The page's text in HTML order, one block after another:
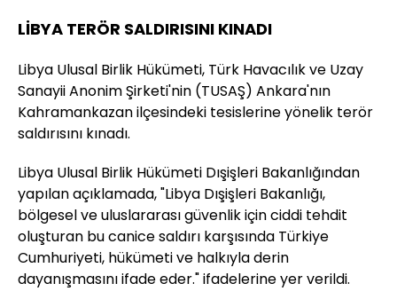
LİBYA TERÖR SALDIRISINI KINADI
Libya Ulusal Birlik Hükümeti, Türk Havacılık ve Uzay
Sanayii Anonim Şirketi'nin (TUSAŞ) Ankara'nın
Kahramankazan ilçesindeki tesislerine yönelik terör
saldırısını kınadı.
​​​​​​​Libya Ulusal Birlik Hükümeti Dışişleri Bakanlığından
yapılan açıklamada, "Libya Dışişleri Bakanlığı,
bölgesel ve uluslararası güvenlik için ciddi tehdit
oluşturan bu canice saldırı karşısında Türkiye
Cumhuriyeti, hükümeti ve halkıyla derin
dayanışmasını ifade eder." ifadelerine yer verildi.